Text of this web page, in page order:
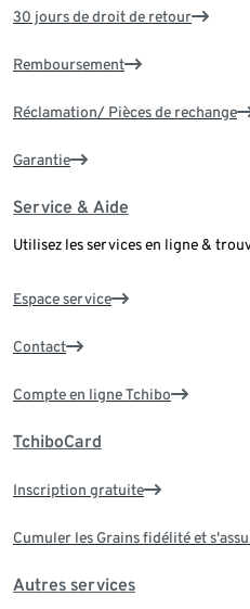
30 jours de droit de retour
Remboursement
Réclamation/ Pièces de rechange
Garantie
Service & Aide
Utilisez les services en ligne &
Espace service
Contact
Compte en ligne Tchibo
TchiboCard
Inscription gratuite
Cumuler les Grains fidélité et
Autres services